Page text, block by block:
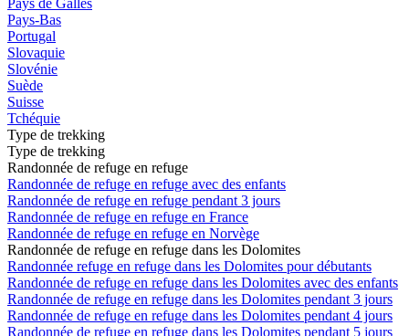
Pays de Galles
Pays-Bas
Portugal
Slovaquie
Slovénie
Suède
Suisse
Tchéquie
Type de trekking
Type de trekking
Randonnée de refuge en refuge
Randonnée de refuge en refuge avec des enfants
Randonnée de refuge en refuge pendant 3 jours
Randonnée de refuge en refuge en France
Randonnée de refuge en refuge en Norvège
Randonnée de refuge en refuge dans les Dolomites
Randonnée refuge en refuge dans les Dolomites pour débutants
Randonnée de refuge en refuge dans les Dolomites avec des enfants
Randonnée de refuge en refuge dans les Dolomites pendant 3 jours
Randonnée de refuge en refuge dans les Dolomites pendant 4 jours
Randonnée de refuge en refuge dans les Dolomites pendant 5 jours